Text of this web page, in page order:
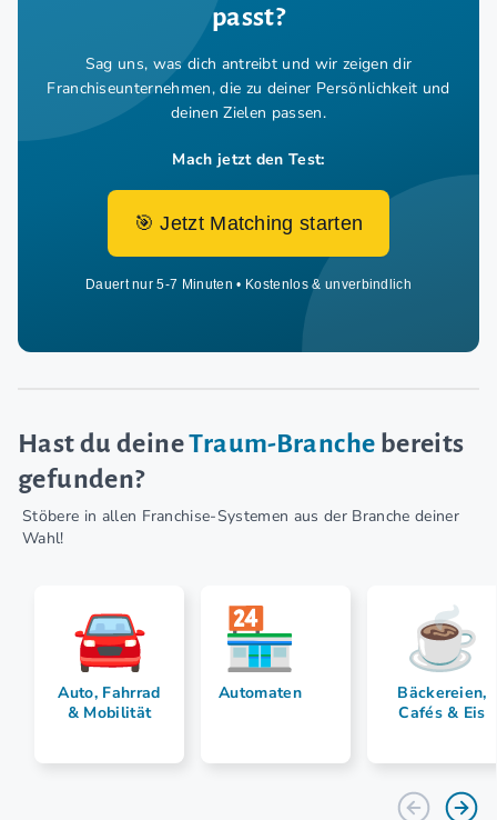
passt?
Sag uns, was dich antreibt und wir zeigen dir
Franchiseunternehmen, die zu deiner Persönlichkeit und
deinen Zielen passen.
Mach jetzt den Test:
🎯 Jetzt Matching starten
Dauert nur 5-7 Minuten • Kostenlos & unverbindlich
Hast du deineTraum-Branche bereits
gefunden?
Stöbere in allen Franchise-Systemen aus der Branche deiner
Wahl!
Auto, Fahrrad
& Mobilität
Automaten
Bäckereien,
Cafés & Eis